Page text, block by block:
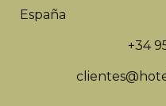
España
+34